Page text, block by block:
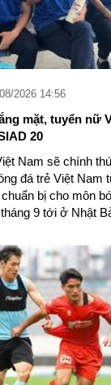
2026 14:56
mặt, tuyển nữ
20
Nam sẽ chính
đá trẻ Việt Nam
bị cho môn
9 tới ở Nhật